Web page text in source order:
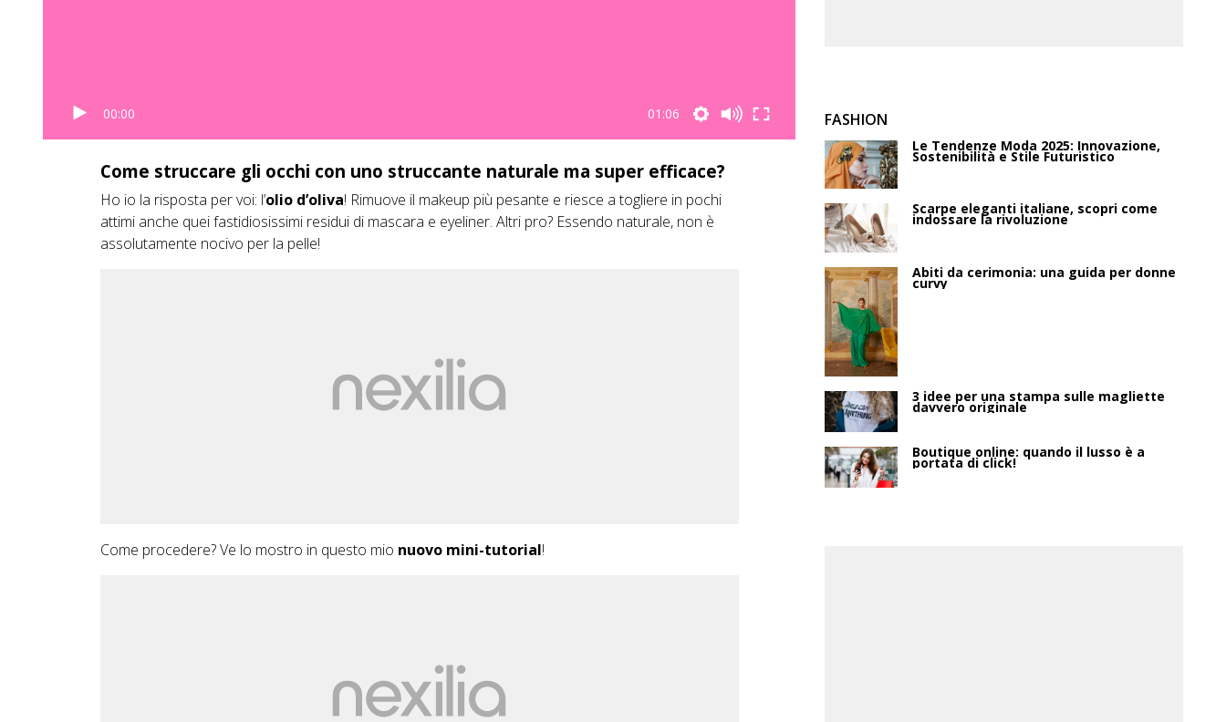
00:00 01:06
Come struccare gli occhi con uno struccante naturale ma super efficace?
Ho io la risposta per voi: l’olio d’oliva! Rimuove il makeup più pesante e riesce a togliere in pochi
attimi anche quei fastidiosissimi residui di mascara e eyeliner. Altri pro? Essendo naturale, non è
assolutamente nocivo per la pelle!
Come procedere? Ve lo mostro in questo mio nuovo mini-tutorial!
FASHION
Le Tendenze Moda 2025: Innovazione,
Sostenibilità e Stile Futuristico
Scarpe eleganti italiane, scopri come
indossare la rivoluzione
Abiti da cerimonia: una guida per donne
curvy
3 idee per una stampa sulle magliette
davvero originale
Boutique online: quando il lusso è a
portata di click!